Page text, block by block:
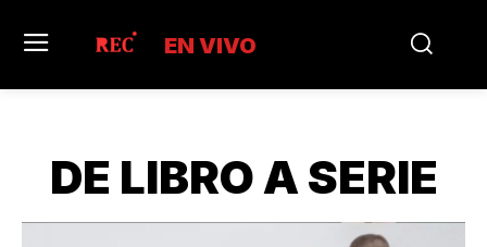
EN VIVO
DE LIBRO A SERIE